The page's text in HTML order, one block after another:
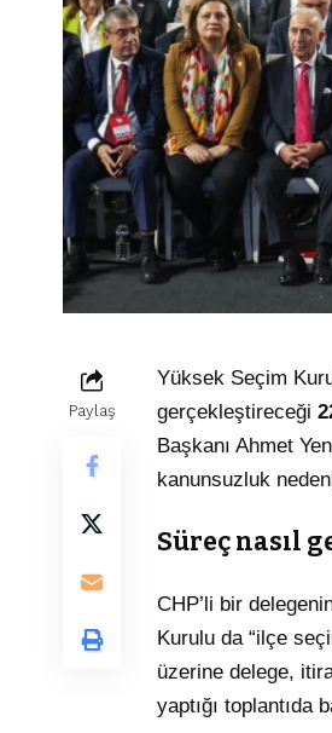
Paylaş
Yüksek Seçim
gerçekleştireceği
Başkanı Ahmet
kanunsuzluk
Süreç nasıl
CHP’li bir
Kurulu da “ilçe
üzerine delege,
yaptığı toplantıda